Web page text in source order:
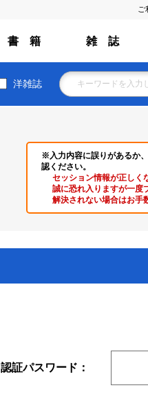
ご
書 籍 雑 誌
洋雑誌
※入力内容に誤りがあるか
認ください。
セッション情報が正しく
誠に恐れ入りますが一度
解決されない場合はお手
認証パスワード：